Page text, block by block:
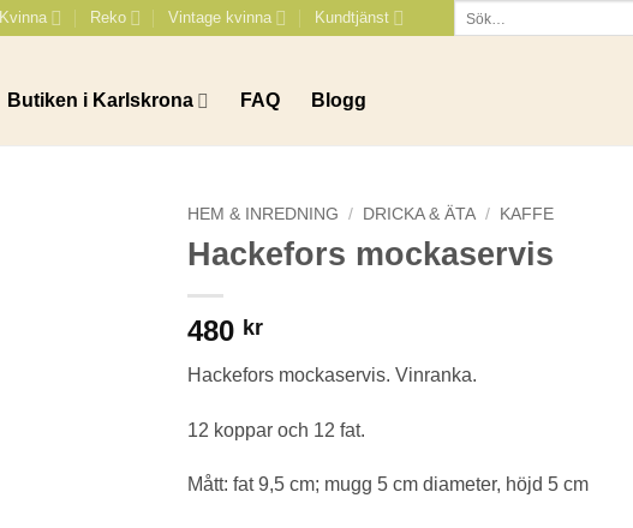
Kvinna Reko Vintage kvinna Kundtjänst
Butiken i Karlskrona FAQ Blogg
HEM & INREDNING / DRICKA & ÄTA / KAFFE
Hackefors mockaservis
480 kr
Hackefors mockaservis. Vinranka.
12 koppar och 12 fat.
Mått: fat 9,5 cm; mugg 5 cm diameter, höjd 5 cm